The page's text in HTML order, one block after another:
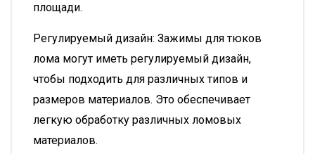
площади.
Регулируемый дизайн: Зажимы для тюков
лома могут иметь регулируемый дизайн,
чтобы подходить для различных типов и
размеров материалов. Это обеспечивает
легкую обработку различных ломовых
материалов.